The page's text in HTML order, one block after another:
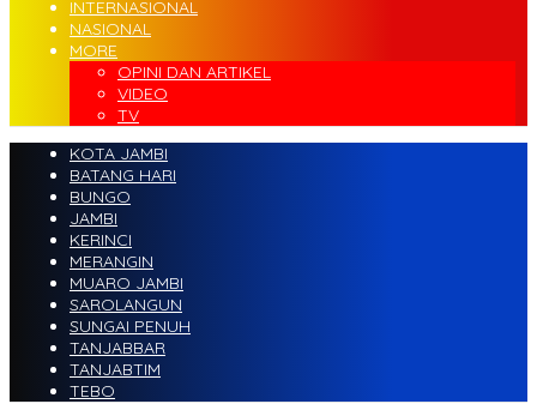
INTERNASIONAL
NASIONAL
MORE
OPINI DAN ARTIKEL
VIDEO
TV
KOTA JAMBI
BATANG HARI
BUNGO
JAMBI
KERINCI
MERANGIN
MUARO JAMBI
SAROLANGUN
SUNGAI PENUH
TANJABBAR
TANJABTIM
TEBO